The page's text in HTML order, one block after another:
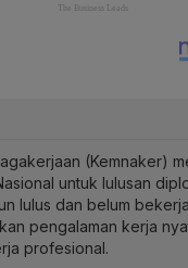
(Kemnaker)
untuk lulusan
lulus dan belum
pengalaman kerja
profesional.